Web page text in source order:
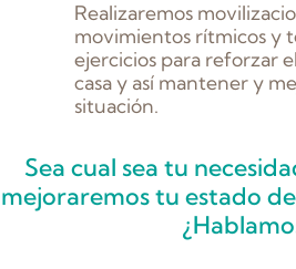
Realizaremos
movimientos rítmicos y
ejercicios para reforzar
casa y así mantener y
situación.
Sea cual sea tu
mejoraremos tu estado